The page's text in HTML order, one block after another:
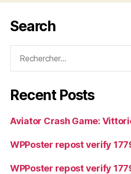
Search
Recent Posts
Aviator Crash Game:
WPPoster repost verify
WPPoster repost verify